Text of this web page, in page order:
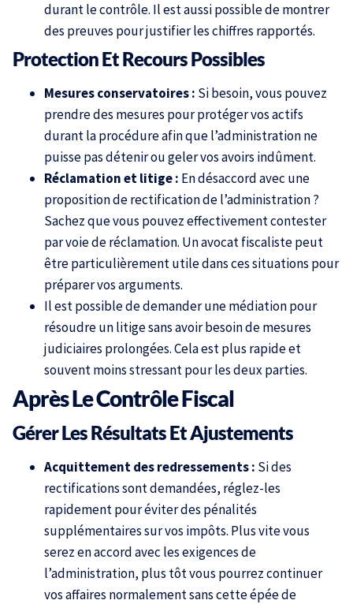
durant le contrôle. Il est aussi possible de montrer
des preuves pour justifier les chiffres rapportés.
Protection Et Recours Possibles
Mesures conservatoires : Si besoin, vous pouvez
prendre des mesures pour protéger vos actifs
durant la procédure afin que l’administration ne
puisse pas détenir ou geler vos avoirs indûment.
Réclamation et litige : En désaccord avec une
proposition de rectification de l’administration ?
Sachez que vous pouvez effectivement contester
par voie de réclamation. Un avocat fiscaliste peut
être particulièrement utile dans ces situations pour
préparer vos arguments.
Il est possible de demander une médiation pour
résoudre un litige sans avoir besoin de mesures
judiciaires prolongées. Cela est plus rapide et
souvent moins stressant pour les deux parties.
Après Le Contrôle Fiscal
Gérer Les Résultats Et Ajustements
Acquittement des redressements : Si des
rectifications sont demandées, réglez-les
rapidement pour éviter des pénalités
supplémentaires sur vos impôts. Plus vite vous
serez en accord avec les exigences de
l’administration, plus tôt vous pourrez continuer
vos affaires normalement sans cette épée de